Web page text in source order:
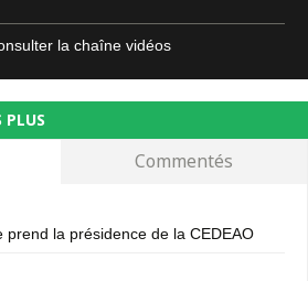
la chaîne vidéos
PLUS
Commentés
prend la présidence de la CEDEAO